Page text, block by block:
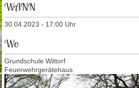
WANN
30.04.2023 - 17:00 Uhr
Wo
Grundschule Wittorf
Feuerwehrgerätehaus